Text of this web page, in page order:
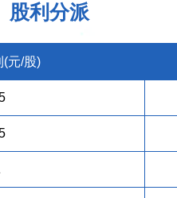
股利分派
(元/股)